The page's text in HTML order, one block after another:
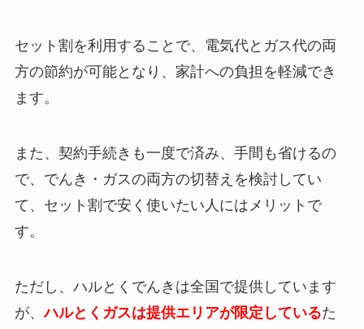
セット割を利用することで、電気代とガス代の両
方の節約が可能となり、家計への負担を軽減でき
ます。
また、契約手続きも一度で済み、手間も省けるの
で、でんき・ガスの両方の切替えを検討してい
て、セット割で安く使いたい人にはメリットで
す。
ただし、ハルとくでんきは全国で提供しています
が、ハルとくガスは提供エリアが限定しているた